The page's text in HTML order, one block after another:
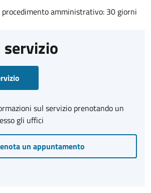
amministrativo: 30 giorni
servizio
sul servizio prenotando un
gli uffici
un appuntamento